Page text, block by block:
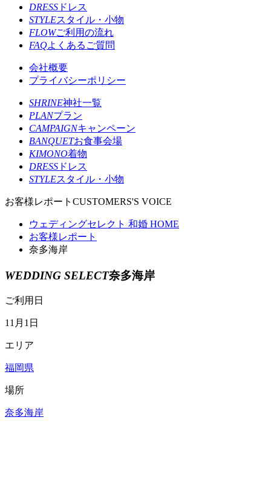
DRESS ドレス
STYLEスタイル・小物
FLOWご利用の流れ
FAQよくあるご質問
会社概要
プライバシーポリシー
SHRINE神社一覧
PLANプラン
CAMPAIGNキャンペーン
BANQUETお食事会場
KIMONO着物
DRESS ドレス
STYLEスタイル・小物
お客様レポート CUSTOMERS'S VOICE
ウェディングセレクト 和婚 HOME
お客様レポート
奈多海岸
WEDDING SELECT奈多海岸
ご利用日
11月1日
エリア
福岡県
場所
奈多海岸